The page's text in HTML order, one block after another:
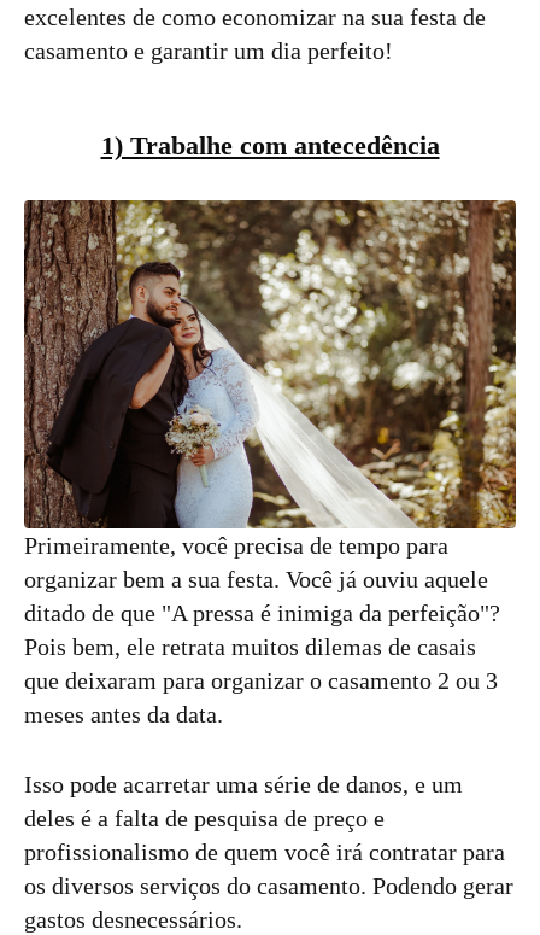
excelentes de como economizar na sua festa de
casamento e garantir um dia perfeito!
1) Trabalhe com antecedência
Primeiramente, você precisa de tempo para
organizar bem a sua festa. Você já ouviu aquele
ditado de que "A pressa é inimiga da perfeição"?
Pois bem, ele retrata muitos dilemas de casais
que deixaram para organizar o casamento 2 ou 3
meses antes da data.
Isso pode acarretar uma série de danos, e um
deles é a falta de pesquisa de preço e
profissionalismo de quem você irá contratar para
os diversos serviços do casamento. Podendo gerar
gastos desnecessários.